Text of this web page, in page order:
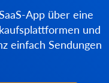
App über eine
und
einfach Sendungen